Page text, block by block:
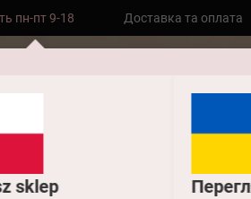
sklep
пн-пт 9-18
до складу НП
Доставка та оплата
оформити замовлення в інші країни?